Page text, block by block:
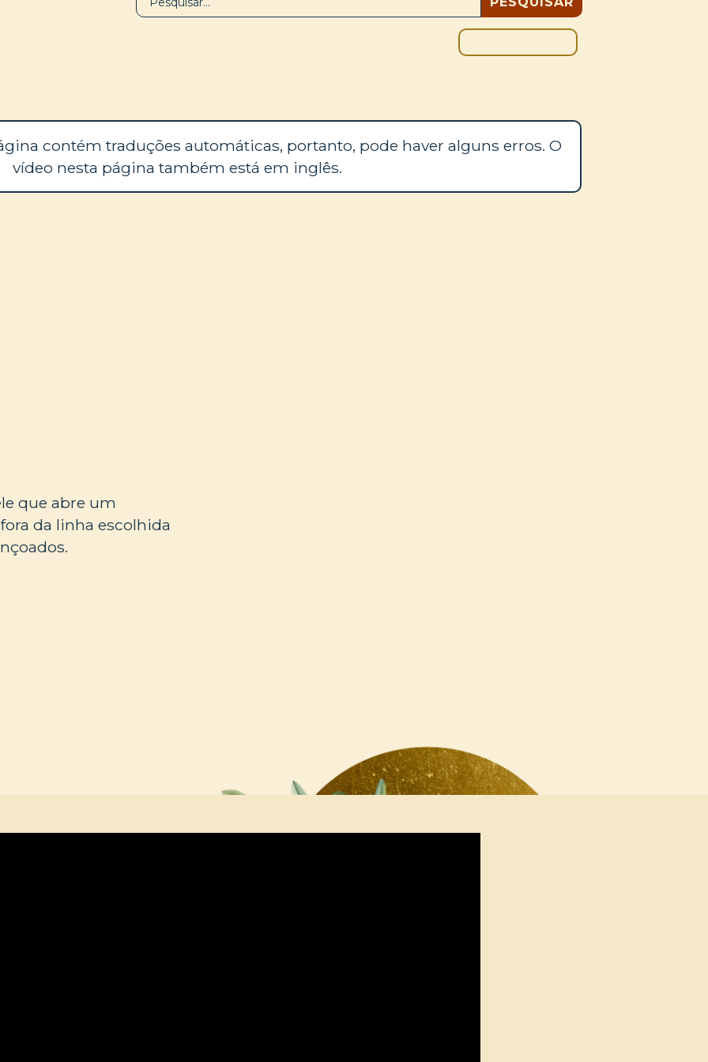
contém traduções automáticas, portanto, pode haver alguns erros. O
vídeo nesta página também está em inglês.
que abre um
da linha escolhida